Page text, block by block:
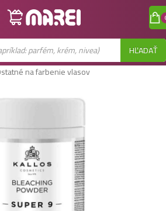
HĽADAŤ
na farbenie vlasov